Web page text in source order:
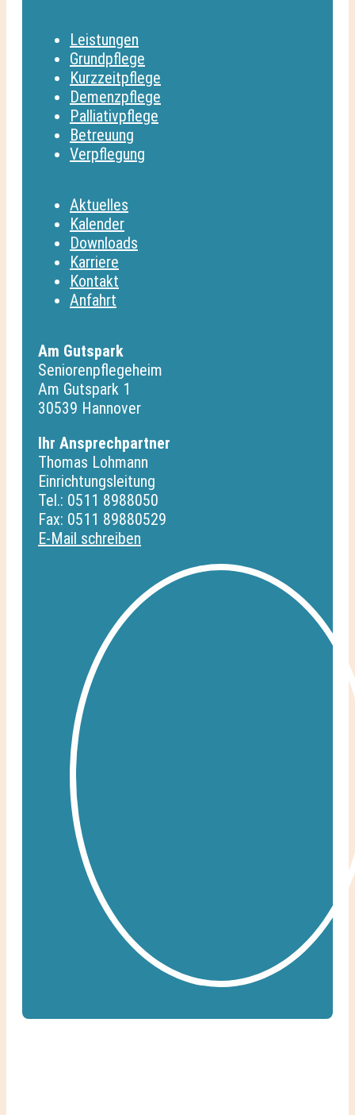
Leistungen
Grundpflege
Kurzzeitpflege
Demenzpflege
Palliativpflege
Betreuung
Verpflegung
Aktuelles
Kalender
Downloads
Karriere
Kontakt
Anfahrt
Am Gutspark
Seniorenpflegeheim
Am Gutspark 1
30539 Hannover
Ihr Ansprechpartner
Thomas Lohmann
Einrichtungsleitung
Tel.: 0511 8988050
Fax: 0511 89880529
E-Mail schreiben